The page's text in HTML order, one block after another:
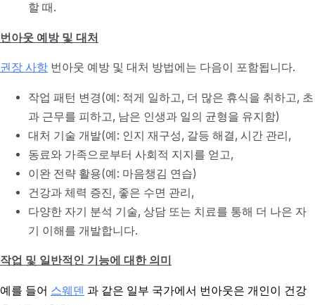
할 때.
번아웃 예방 및 대처
권장 사항 번아웃 예방 및 대처 방법에는 다음이 포함됩니다.
작업 패턴 변경(예: 적게 일하고, 더 많은 휴식을 취하고, 초
과 근무를 피하고, 남은 인생과 일의 균형을 유지함)
대처 기술 개발(예: 인지 재구성, 갈등 해결, 시간 관리,
동료와 가족으로부터 사회적 지지를 얻고,
이완 전략 활용(예: 마음챙김 연습)
건강과 체력 증진, 좋은 수면 관리,
다양한 자기 분석 기술, 상담 또는 치료를 통해 더 나은 자
기 이해를 개발합니다.
작업 및 일반적인 기능에 대한 의미
예를 들어 스웨덴 과 같은 일부 국가에서 번아웃은 개인이 건강